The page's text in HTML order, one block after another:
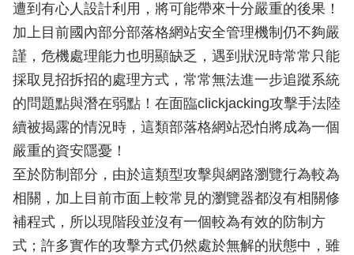
遭到有心人設計利用，將可能帶來十分嚴重的後果！
加上目前國內部分部落格網站安全管理機制仍不夠嚴
謹，危機處理能力也明顯缺乏，遇到狀況時常常只能
採取見招拆招的處理方式，常常無法進一步追蹤系統
的問題點與潛在弱點！在面臨clickjacking攻擊手法陸
續被揭露的情況時，這類部落格網站恐怕將成為一個
嚴重的資安隱憂！
至於防制部分，由於這類型攻擊與網路瀏覽行為較為
相關，加上目前市面上較常見的瀏覽器都沒有相關修
補程式，所以現階段並沒有一個較為有效的防制方
式；許多實作的攻擊方式仍然處於無解的狀態中，雖